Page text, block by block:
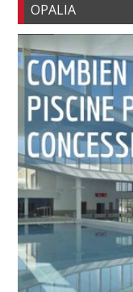
OPALIA